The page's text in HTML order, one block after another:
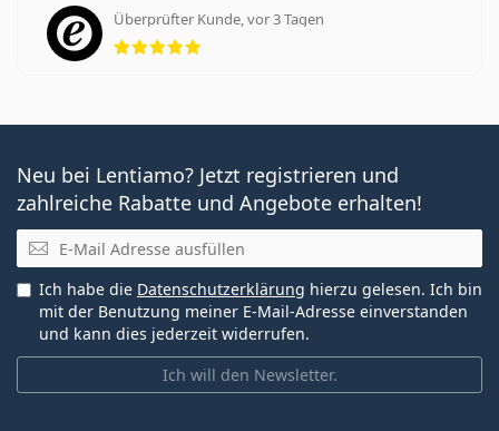
Überprüfter Kunde, vor 3 Tagen
Bewertung 5 aus 5
Neu bei Lentiamo? Jetzt registrieren und
zahlreiche Rabatte und Angebote erhalten!
E-Mail
Ich will den Newsletter.
Ich habe die Datenschutzerklärung hierzu gelesen. Ich bin
mit der Benutzung meiner E-Mail-Adresse einverstanden
und kann dies jederzeit widerrufen.